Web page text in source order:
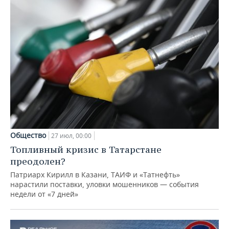
Общество 27 июл, 00:00
Топливный кризис в Татарстане
преодолен?
Патриарх Кирилл в Казани, ТАИФ и «Татнефть»
нарастили поставки, уловки мошенников — события
недели от «7 дней»